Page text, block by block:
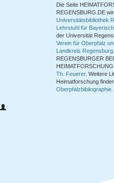
Die Seite
REGENSBURG.DE
Universitätsbibliothek
Lehrstuhl für
der Universität
Verein für Oberpfalz
Landkreis Regensburg
REGENSBURGER
HEIMATFORSCHUNG
Th. Feuerer. Weitere
Heimatforschung
Oberpfalzbibliographie